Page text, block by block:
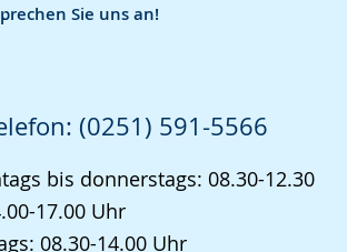
Sie uns an!
(0251) 591-5566
bis donnerstags: 08.30-12.30
17.00 Uhr
08.30-14.00 Uhr